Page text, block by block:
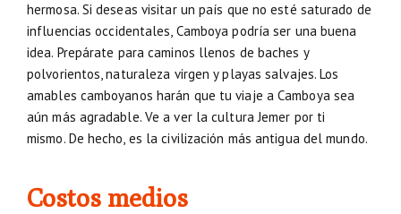
hermosa. Si deseas visitar un país que no esté saturado de
influencias occidentales, Camboya podría ser una buena
idea. Prepárate para caminos llenos de baches y
polvorientos, naturaleza virgen y playas salvajes. Los
amables camboyanos harán que tu viaje a Camboya sea
aún más agradable. Ve a ver la cultura Jemer por ti
mismo. De hecho, es la civilización más antigua del mundo.
Costos medios